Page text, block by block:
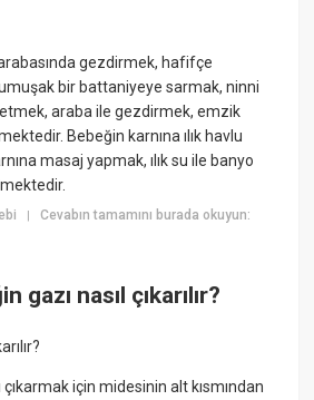
gezdirmek, hafifçe
bir battaniyeye sarmak, ninni
araba ile gezdirmek, emzik
Bebeğin karnına ılık havlu
masaj yapmak, ılık su ile banyo
|Cevabın tamamını burada okuyun:
gazı nasıl çıkarılır?
çıkarmak için midesinin alt kısmından